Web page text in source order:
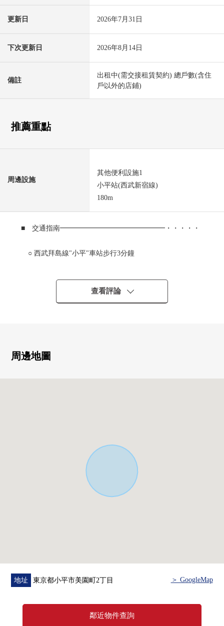
更新日 2026年7月31日
下次更新日 2026年8月14日
備註
出租中(需交接租賃契約) 總戶數(含住
戶以外的店鋪)
推薦重點
周邊設施
其他便利設施1
小平站(西武新宿線)
180m
■ 交通指南━━━━━━━━━━━━━━━・・・・・
○ 西武拜島線"小平"車站步行3分鐘
○ 西武多摩湖線"荻山"車站步行16分鐘
■ 推薦重點━━━━━━━━━━━━━━━・・・・・
0 15戶總戶數(1K型)
■ 設備━━━━━━━━━━━━━━━・・・・・
0 有監視器的內部對講機
查看評論
周邊地圖
地址 東京都小平市美園町2丁目 ＞ GoogleMap
鄰近物件查詢